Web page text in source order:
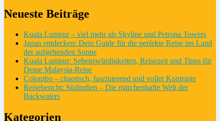
Neueste Beiträge
Kuala Lumpur – viel mehr als Skyline und Petrona Towers
Japan entdecken: Dein Guide für die perfekte Reise ins Land
der aufgehenden Sonne
Kuala Lumpur: Sehenswürdigkeiten, Reisezeit und Tipps für
Deine Malaysia-Reise
Colombo – chaotisch, faszinierend und voller Kontraste
Reisebericht: Südindien – Die märchenhafte Welt der
Backwaters
Kategorien